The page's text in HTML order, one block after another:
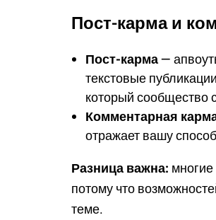
Пост-карма и
Пост-карма—
текстовые
который сообщество
Комментарная
отражает вашу
Разница важна:
потому что
теме.